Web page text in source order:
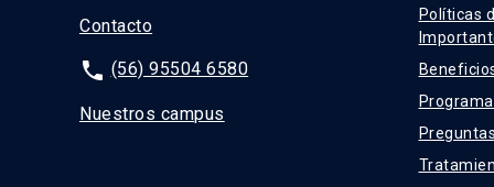
Contacto
phone (56) 95504 6580
Nuestros campus
Políticas